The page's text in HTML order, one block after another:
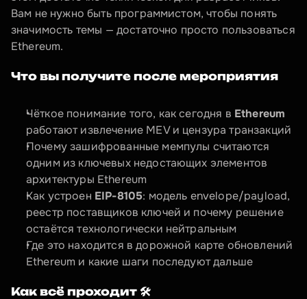
Вам не нужно быть программистом, чтобы понять
значимость темы — достаточно просто пользоваться
Ethereum.
Что вы получите после мероприятия
Чёткое понимание того, как сегодня в Ethereum
работают извлечение MEV и цензура транзакций
Почему зашифрованные мемпулы считаются
одним из ключевых недостающих элементов
архитектуры Ethereum
Как устроен EIP-8105: модель envelope/payload,
реестр поставщиков ключей и почему решение
остаётся технологически нейтральным
Где это находится в дорожной карте обновлений
Ethereum и какие шаги последуют дальше
Как всё проходит 🛠️